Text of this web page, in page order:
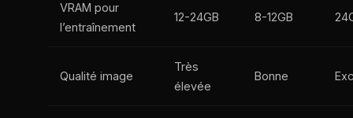
VRAM pour
l’entraînement
12-24GB 8-12GB
Qualité image
Très
élevée
Bonne